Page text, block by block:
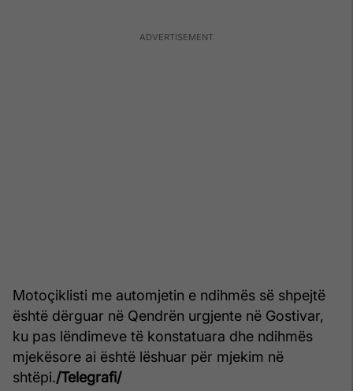
Motoçiklisti me automjetin e ndihmës së shpejtë
është dërguar në Qendrën urgjente në Gostivar,
ku pas lëndimeve të konstatuara dhe ndihmës
mjekësore ai është lëshuar për mjekim në
shtëpi./Telegrafi/